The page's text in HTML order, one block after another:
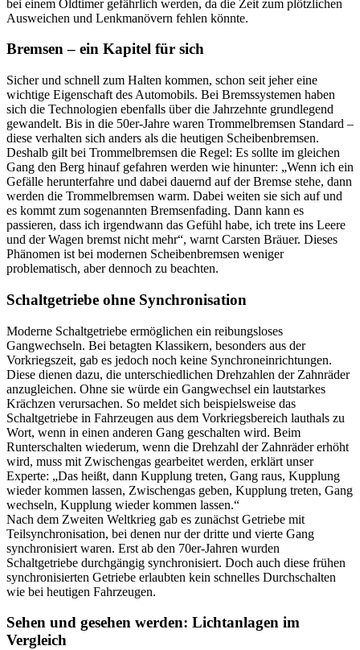
bei einem Oldtimer gefährlich werden, da die Zeit zum plötzlichen
Ausweichen und Lenkmanövern fehlen könnte.
Bremsen – ein Kapitel für sich
Sicher und schnell zum Halten kommen, schon seit jeher eine
wichtige Eigenschaft des Automobils. Bei Bremssystemen haben
sich die Technologien ebenfalls über die Jahrzehnte grundlegend
gewandelt. Bis in die 50er-Jahre waren Trommelbremsen Standard –
diese verhalten sich anders als die heutigen Scheibenbremsen.
Deshalb gilt bei Trommelbremsen die Regel: Es sollte im gleichen
Gang den Berg hinauf gefahren werden wie hinunter: „Wenn ich ein
Gefälle herunterfahre und dabei dauernd auf der Bremse stehe, dann
werden die Trommelbremsen warm. Dabei weiten sie sich auf und
es kommt zum sogenannten Bremsenfading. Dann kann es
passieren, dass ich irgendwann das Gefühl habe, ich trete ins Leere
und der Wagen bremst nicht mehr“, warnt Carsten Bräuer. Dieses
Phänomen ist bei modernen Scheibenbremsen weniger
problematisch, aber dennoch zu beachten.
Schaltgetriebe ohne Synchronisation
Moderne Schaltgetriebe ermöglichen ein reibungsloses
Gangwechseln. Bei betagten Klassikern, besonders aus der
Vorkriegszeit, gab es jedoch noch keine Synchroneinrichtungen.
Diese dienen dazu, die unterschiedlichen Drehzahlen der Zahnräder
anzugleichen. Ohne sie würde ein Gangwechsel ein lautstarkes
Krächzen verursachen. So meldet sich beispielsweise das
Schaltgetriebe in Fahrzeugen aus dem Vorkriegsbereich lauthals zu
Wort, wenn in einen anderen Gang geschalten wird. Beim
Runterschalten wiederum, wenn die Drehzahl der Zahnräder erhöht
wird, muss mit Zwischengas gearbeitet werden, erklärt unser
Experte: „Das heißt, dann Kupplung treten, Gang raus, Kupplung
wieder kommen lassen, Zwischengas geben, Kupplung treten, Gang
wechseln, Kupplung wieder kommen lassen.“
Nach dem Zweiten Weltkrieg gab es zunächst Getriebe mit
Teilsynchronisation, bei denen nur der dritte und vierte Gang
synchronisiert waren. Erst ab den 70er-Jahren wurden
Schaltgetriebe durchgängig synchronisiert. Doch auch diese frühen
synchronisierten Getriebe erlaubten kein schnelles Durchschalten
wie bei heutigen Fahrzeugen.
Sehen und gesehen werden: Lichtanlagen im
Vergleich